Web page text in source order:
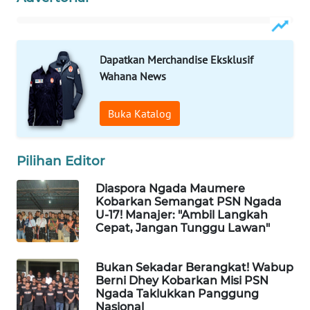
Dapatkan Merchandise Eksklusif
Wahana News
Buka Katalog
Pilihan Editor
Diaspora Ngada Maumere
Kobarkan Semangat PSN Ngada
U-17! Manajer: "Ambil Langkah
Cepat, Jangan Tunggu Lawan"
Bukan Sekadar Berangkat! Wabup
Berni Dhey Kobarkan Misi PSN
Ngada Taklukkan Panggung
Nasional
MAWAKA
ID
NET
PLN
WATCH
LPKKI